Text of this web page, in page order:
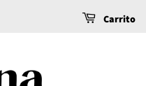
Carrito